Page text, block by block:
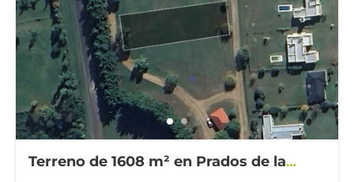
Terreno de 1608 m² en Prados de la